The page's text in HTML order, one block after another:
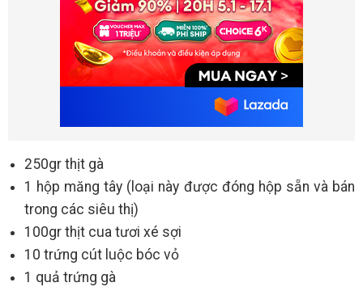
250gr thịt gà
1 hộp măng tây (loại này được đóng hộp sẵn và bán
trong các siêu thị)
100gr thịt cua tươi xé sợi
10 trứng cút luộc bóc vỏ
1 quả trứng gà